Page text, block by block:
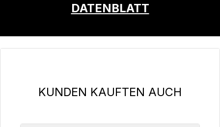
DATENBLATT
Produktgalerie überspringen
KUNDEN KAUFTEN AUCH